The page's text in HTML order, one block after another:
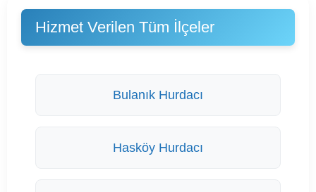
Hizmet Verilen Tüm İlçeler
Bulanık Hurdacı
Hasköy Hurdacı